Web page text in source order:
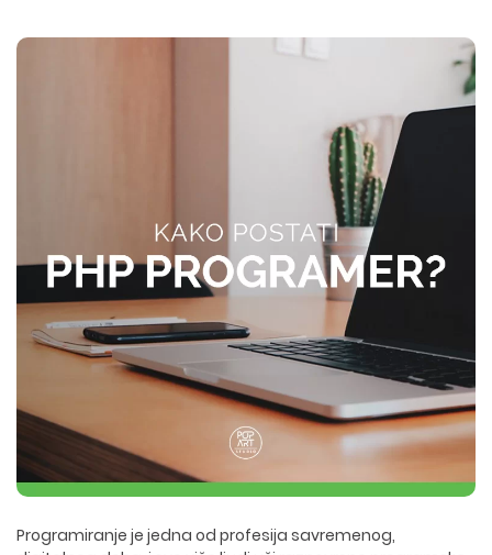
Programiranje je jedna od profesija savremenog,